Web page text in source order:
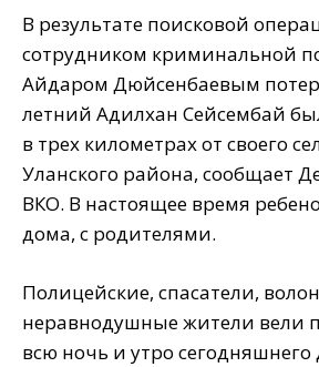
В результате поисковой
сотрудником криминальной
Айдаром Дюйсенбаевым
летний Адилхан Сейсембай
в трех километрах от своего
Уланского района, сообщает
ВКО. В настоящее время
дома, с родителями.
Полицейские, спасатели,
неравнодушные жители вели
всю ночь и утро сегодняшнего